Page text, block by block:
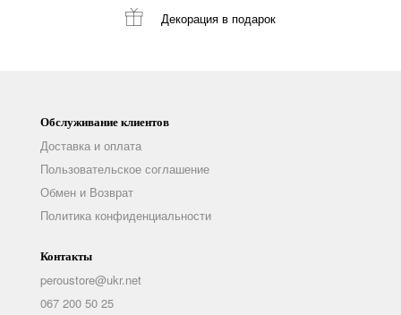
Декорация в подарок
Обслуживание клиентов
Доставка и оплата
Пользовательское соглашение
Обмен и Возврат
Политика конфиденциальности
Контакты
peroustore@ukr.net
067 200 50 25